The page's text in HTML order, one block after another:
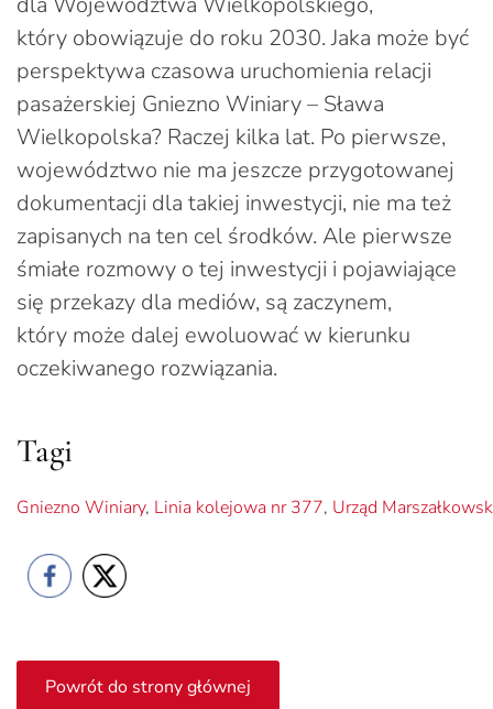
który obowiązuje do roku 2030. Jaka może być
perspektywa czasowa uruchomienia relacji
pasażerskiej Gniezno Winiary – Sława
Wielkopolska? Raczej kilka lat. Po pierwsze,
województwo nie ma jeszcze przygotowanej
dokumentacji dla takiej inwestycji, nie ma też
zapisanych na ten cel środków. Ale pierwsze
śmiałe rozmowy o tej inwestycji i pojawiające
się przekazy dla mediów, są zaczynem,
który może dalej ewoluować w kierunku
oczekiwanego rozwiązania.
Tagi
Gniezno Winiary, Linia kolejowa nr 377, Urząd
Powrót do strony głównej